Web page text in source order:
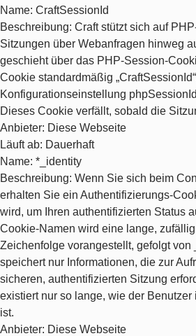
Name: CraftSessionId
Beschreibung: Craft stützt sich auf
Sitzungen über Webanfragen hinweg
geschieht über das PHP-Session-
Cookie standardmäßig
Konfigurationseinstellung
Dieses Cookie verfällt, sobald die
Anbieter: Diese Webseite
Läuft ab: Dauerhaft
Name: *_identity
Beschreibung: Wenn Sie sich beim
erhalten Sie ein Authentifizierungs-
wird, um Ihren authentifizierten Status
Cookie-Namen wird eine lange,
Zeichenfolge vorangestellt, gefolgt von
speichert nur Informationen, die zur
sicheren, authentifizierten Sitzung
existiert nur so lange, wie der Benutzer
ist.
Anbieter: Diese Webseite